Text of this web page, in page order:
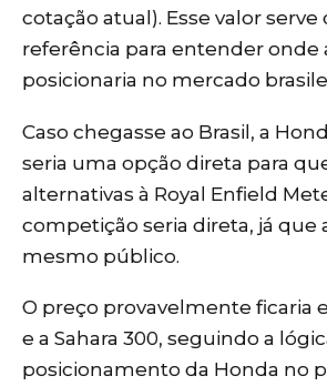
cotação atual). Esse valor serve
referência para entender onde
posicionaria no mercado
Caso chegasse ao Brasil, a
seria uma opção direta para
alternativas à Royal Enfield
competição seria direta, já que
mesmo público.
O preço provavelmente ficaria
e a Sahara 300, seguindo a
posicionamento da Honda no